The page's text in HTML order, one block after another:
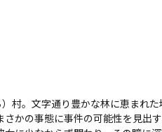
村。文字通り豊かな林に恵まれ
かの事態に事件の可能性を見出